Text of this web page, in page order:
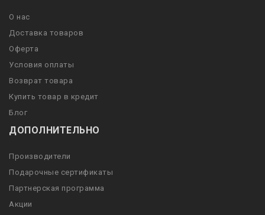
О нас
Доставка товаров
Оферта
Условия оплаты
Возврат товара
Купить товар в кредит
Блог
ДОПОЛНИТЕЛЬНО
Производители
Подарочные сертификаты
Партнерская программа
Акции